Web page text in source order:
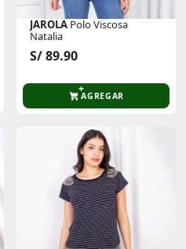
JAROLA Polo Viscosa
Natalia
S/ 89.90
AGREGAR